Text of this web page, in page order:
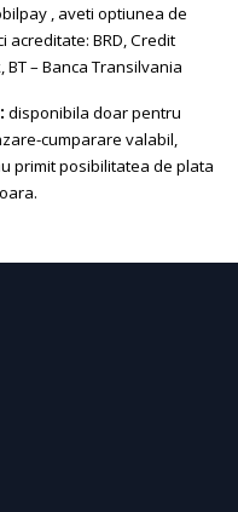
, aveti optiunea de
BRD, Credit
– Banca Transilvania
disponibila doar pentru
cumparare valabil,
primit posibilitatea de plata